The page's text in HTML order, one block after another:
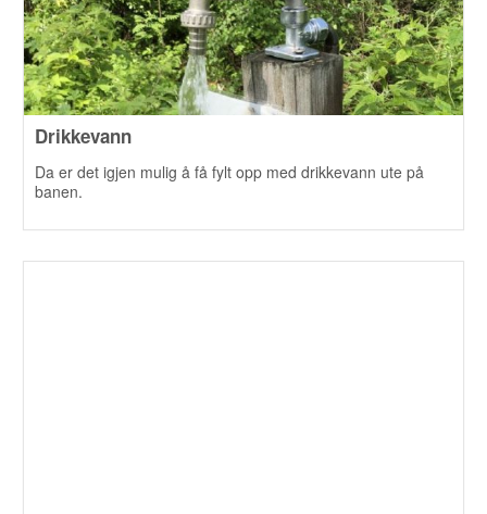
Drikkevann
Da er det igjen mulig å få fylt opp med drikkevann ute på
banen.